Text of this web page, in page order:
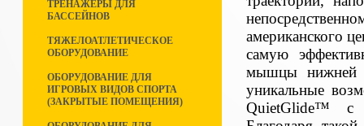
ТРЕНАЖЕРЫ ДЛЯ
БАССЕЙНОВ
ТЯЖЕЛОАТЛЕТИЧЕСКОЕ
ОБОРУДОВАНИЕ
ОБОРУДОВАНИЕ ДЛЯ
ИГРОВЫХ ВИДОВ СПОРТА
(ЗАКРЫТЫЕ ПОМЕЩЕНИЯ)
американского
самую
мышцы нижней
уникальные
QuietGlide™ с